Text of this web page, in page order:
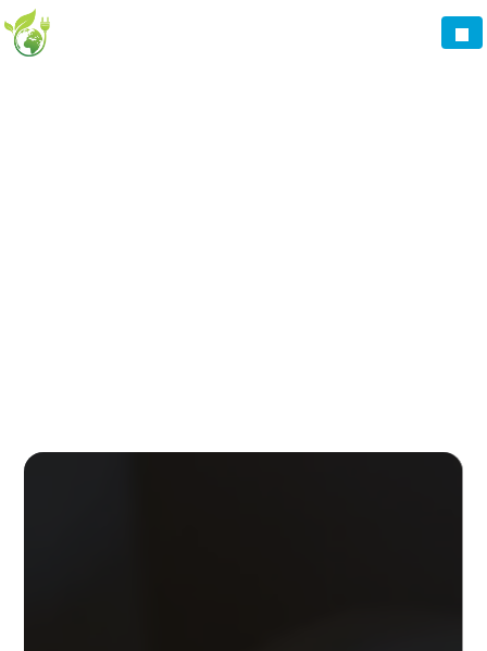
Panneau de gestion des cookies